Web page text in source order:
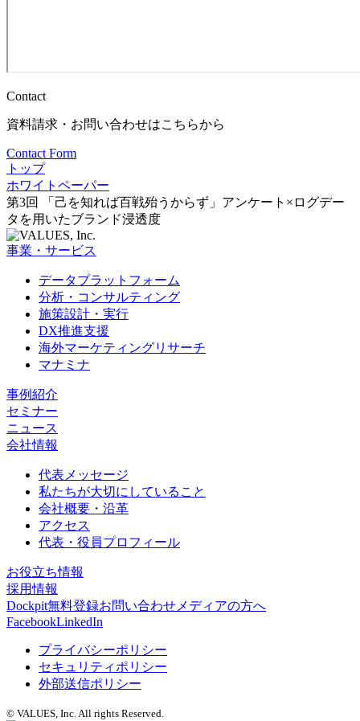
Contact
資料請求・お問い合わせはこちらから
Contact Form
トップ
ホワイトペーパー
第3回 「己を知れば百戦殆うからず」アンケート×ログデー
タを用いたブランド浸透度
事業・サービス
データプラットフォーム
分析・コンサルティング
施策設計・実行
DX推進支援
海外マーケティングリサーチ
マナミナ
事例紹介
セミナー
ニュース
会社情報
代表メッセージ
私たちが大切にしていること
会社概要・沿革
アクセス
代表・役員プロフィール
お役立ち情報
採用情報
Dockpit無料登録お問い合わせ メディアの方へ
FacebookLinkedIn
プライバシーポリシー
セキュリティポリシー
外部送信ポリシー
© VALUES, Inc. All rights Reserved.